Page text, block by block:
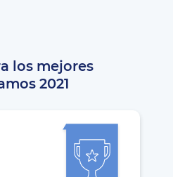
los mejores
2021